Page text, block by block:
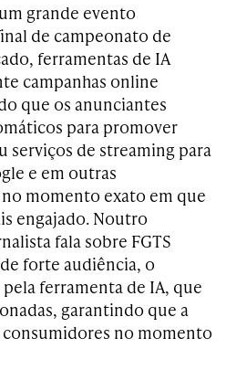
grande evento
de campeonato de
ferramentas de IA
campanhas online
que os anunciantes
para promover
serviços de streaming para
e em outras
momento exato em que
engajado. Noutro
fala sobre FGTS
forte audiência, o
ferramenta de IA, que
garantindo que a
no momento